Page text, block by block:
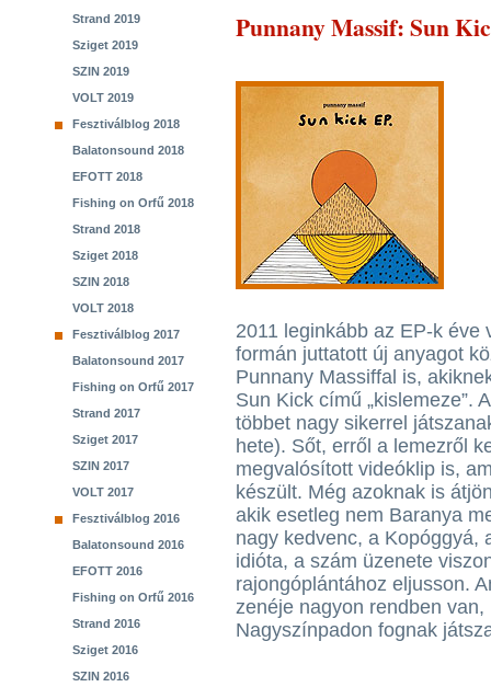
Strand 2019
Sziget 2019
SZIN 2019
VOLT 2019
Fesztiválblog 2018
Balatonsound 2018
EFOTT 2018
Fishing on Orfű 2018
Strand 2018
Sziget 2018
SZIN 2018
VOLT 2018
Fesztiválblog 2017
Balatonsound 2017
Fishing on Orfű 2017
Strand 2017
Sziget 2017
SZIN 2017
VOLT 2017
Fesztiválblog 2016
Balatonsound 2016
EFOTT 2016
Fishing on Orfű 2016
Strand 2016
Sziget 2016
SZIN 2016
Punnany Massif: Sun
2011 leginkább az EP-k éve
formán juttatott új anyagot
Punnany Massiffal is,
Sun Kick című „kislemeze”.
többet nagy sikerrel
hete). Sőt, erről a lemezről
megvalósított videóklip is,
készült. Még azoknak is
akik esetleg nem Baranya
nagy kedvenc, a Kopóggyá,
idióta, a szám üzenete
rajongóplántához eljusson.
zenéje nagyon rendben
Nagyszínpadon fognak